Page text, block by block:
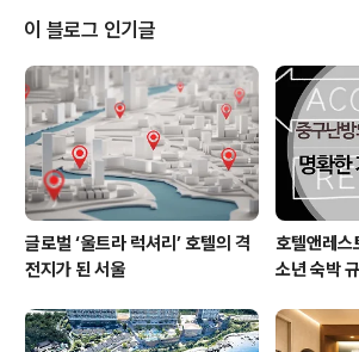
의 중요성 UIA는 총 3가지 형태로 국제회의를 구분하고 있
는데 국제기구가 개최/후원하는 회의로 참가자 50명 이상
인 A형, 전체 참가자 수 300명 이상으로 참가국 수 5개국
이상, 3일 이상 개최, 참가자 중 외국인 40%이상인 국제
기구의 지부 또는 국내단체, 국가기관에서 개최/후원하는
국..
이 블로그 인기글
글로벌 ‘울트라 럭셔리’ 호텔의 격
전지가 된 서울
호텔앤레스
소년 숙박 규정, 명확한